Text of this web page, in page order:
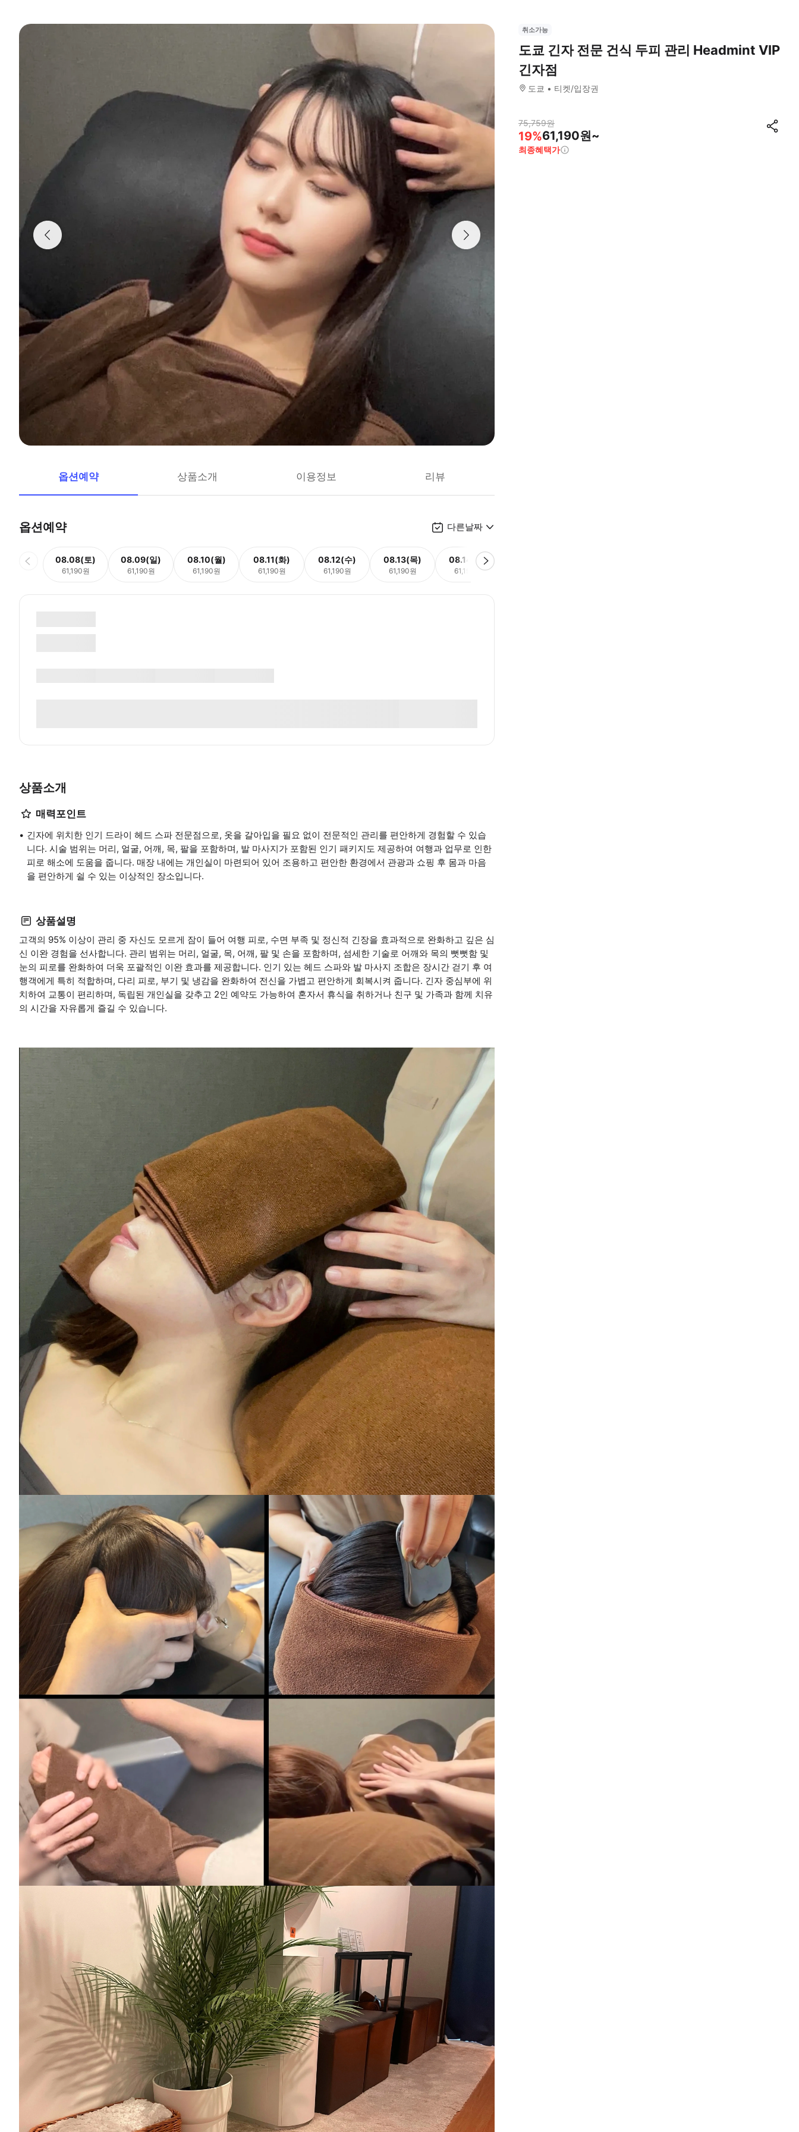
옵션예약 상품소개 이용정보 리뷰
옵션예약 다른날짜
08.08(토)
61,190원
08.09(일)
61,190원
08.10(월)
61,190원
08.11(화)
61,190원
08.12(수)
61,190원
08.13(목)
61,190원
08.14(금)
61,190원
상품소개
매력포인트
긴자에 위치한 인기 드라이 헤드 스파 전문점으로, 옷을 갈아입을 필요 없이 전문적인 관리를 편안하게 경험할 수 있습
니다. 시술 범위는 머리, 얼굴, 어깨, 목, 팔을 포함하며, 발 마사지가 포함된 인기 패키지도 제공하여 여행과 업무로 인한
피로 해소에 도움을 줍니다. 매장 내에는 개인실이 마련되어 있어 조용하고 편안한 환경에서 관광과 쇼핑 후 몸과 마음
을 편안하게 쉴 수 있는 이상적인 장소입니다.
상품설명
고객의 95% 이상이 관리 중 자신도 모르게 잠이 들어 여행 피로, 수면 부족 및 정신적 긴장을 효과적으로 완화하고 깊은 심
신 이완 경험을 선사합니다. 관리 범위는 머리, 얼굴, 목, 어깨, 팔 및 손을 포함하며, 섬세한 기술로 어깨와 목의 뻣뻣함 및
눈의 피로를 완화하여 더욱 포괄적인 이완 효과를 제공합니다. 인기 있는 헤드 스파와 발 마사지 조합은 장시간 걷기 후 여
행객에게 특히 적합하며, 다리 피로, 부기 및 냉감을 완화하여 전신을 가볍고 편안하게 회복시켜 줍니다. 긴자 중심부에 위
치하여 교통이 편리하며, 독립된 개인실을 갖추고 2인 예약도 가능하여 혼자서 휴식을 취하거나 친구 및 가족과 함께 치유
의 시간을 자유롭게 즐길 수 있습니다.
취소가능
도쿄 긴자 전문 건식 두피 관리 Headmint VIP
긴자점
도쿄 티켓/입장권
75,759원
19%61,190원~
최종혜택가